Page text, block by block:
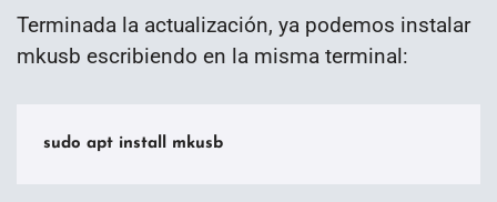
Terminada la actualización, ya podemos instalar
mkusb escribiendo en la misma terminal:
sudo apt install mkusb